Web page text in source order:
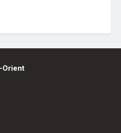
Orient